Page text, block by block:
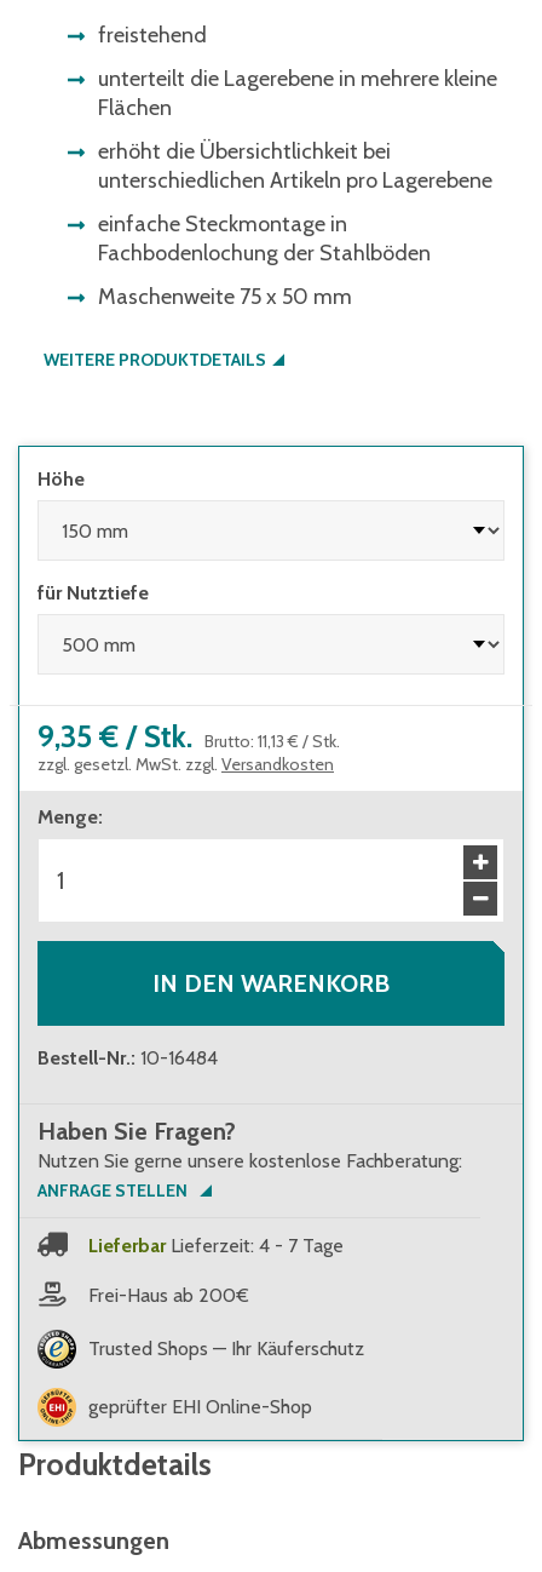
freistehend
unterteilt die Lagerebene in mehrere kleine
Flächen
erhöht die Übersichtlichkeit bei
unterschiedlichen Artikeln pro Lagerebene
einfache Steckmontage in
Fachbodenlochung der Stahlböden
Maschenweite 75 x 50 mm
WEITERE PRODUKTDETAILS
Höhe
für Nutztiefe
9,35 € / Stk. Brutto: 11,13 € /Stk.
zzgl. gesetzl. MwSt. zzgl. Versandkosten
Menge:
IN DEN WARENKORB
Bestell-Nr.: 10-16484
Haben Sie Fragen?
Nutzen Sie gerne unsere kostenlose Fachberatung:
ANFRAGE STELLEN
Lieferbar Lieferzeit: 4 - 7 Tage
Frei-Haus ab 200€
Trusted Shops — Ihr Käuferschutz
geprüfter EHI Online-Shop
Produktdetails
Abmessungen